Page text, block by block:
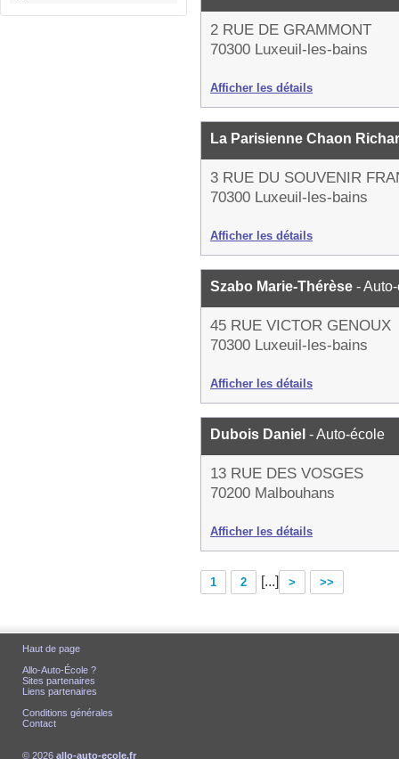
2 RUE DE GRAMMONT
70300 Luxeuil-les-bains
Afficher les détails
La Parisienne Chaon
3 RUE DU SOUVENIR
70300 Luxeuil-les-bains
Afficher les détails
Szabo Marie-Thérèse -
45 RUE VICTOR GENOUX
70300 Luxeuil-les-bains
Afficher les détails
Dubois Daniel - Auto-école
13 RUE DES VOSGES
70200 Malbouhans
Afficher les détails
1 2 [...] > >>
Haut de page
Allo-Auto-École ?
Sites partenaires
Liens partenaires
Conditions générales
Contact
© 2026 allo-auto-ecole.fr